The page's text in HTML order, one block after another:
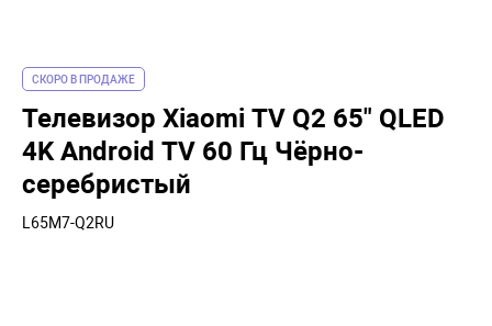
СКОРО В ПРОДАЖЕ
Телевизор Xiaomi TV Q2 65" QLED
4K Android TV 60 Гц Чёрно-
серебристый
L65M7-Q2RU